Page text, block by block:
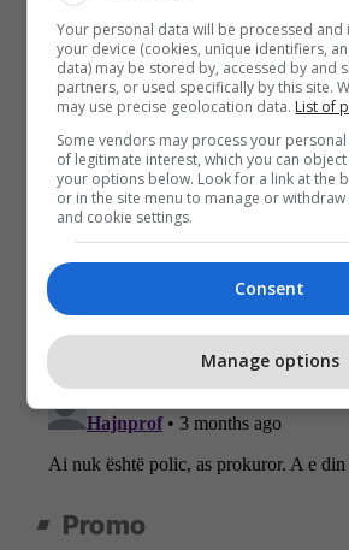
Promo
Your personal data will be processed
your device (cookies, unique identifiers,
data) may be stored by, accessed by and
partners, or used specifically by this site.
may use precise geolocation data. List of
Some vendors may process your
of legitimate interest, which you can
your options below. Look for a link at the
or in the site menu to manage or
and cookie settings.
Consent
Manage options